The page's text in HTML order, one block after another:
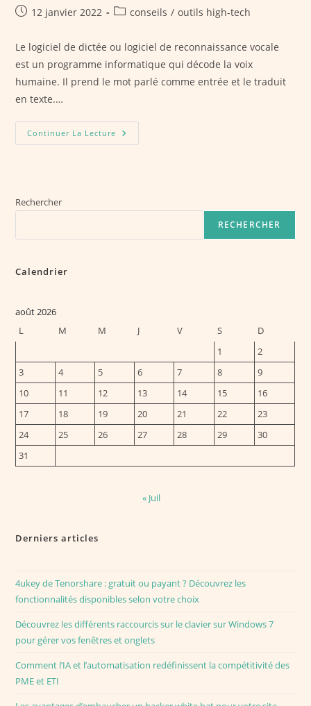
Publication
12 janvier 2022
Postconseils / outils high-tech
Le logiciel de dictée ou logiciel de reconnaissance vocale
est un programme informatique qui décode la voix
humaine. Il prend le mot parlé comme entrée et le traduit
en texte.…
Continuer La Lecture
Meilleurs
Vocale
Rechercher
RECHERCHER
Calendrier
août 2026
L
M M J V S
D
1
2
3
4 5 6 7 8
9
10
11 12 13 14 15
16
17
18 19 20 21 22
23
24
25 26 27 28 29
30
31
« Juil
Derniers articles
4ukey de Tenorshare : gratuit ou payant ? Découvrez les
fonctionnalités disponibles selon votre choix
Découvrez les différents raccourcis sur le clavier sur Windows 7
pour gérer vos fenêtres et onglets
Comment l’IA et l’automatisation redéfinissent la compétitivité des
PME et ETI